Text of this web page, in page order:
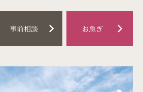
事前相談 chevron_right お急ぎ chevron_right
喪主・ご遺族様）